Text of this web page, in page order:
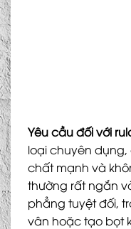
Yêu cầu đối với
loại chuyên
chất mạnh và
thường rất ngắn
phẳng tuyệt đối,
vân hoặc tạo bọt